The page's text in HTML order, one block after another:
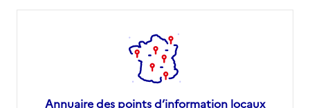
Annuaire des points d’information locaux